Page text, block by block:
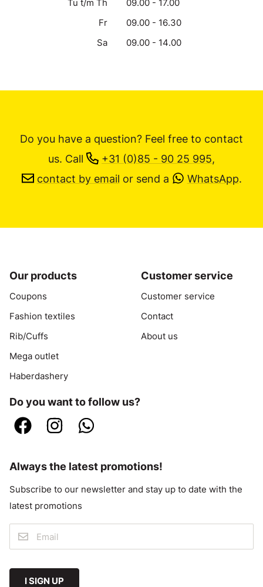
Tu t/m Th
09.00 - 17.00
Fr
09.00 - 16.30
Sa
09.00 - 14.00
Do you have a question? Feel free to contact
us. Call +31 (0)85 - 90 25 995,
contact by email or send a WhatsApp.
Our products
Coupons
Fashion textiles
Rib/Cuffs
Mega outlet
Haberdashery
Customer service
Customer service
Contact
About us
Do you want to follow us?
Always the latest promotions!
Subscribe to our newsletter and stay up to date with the
latest promotions
I SIGN UP